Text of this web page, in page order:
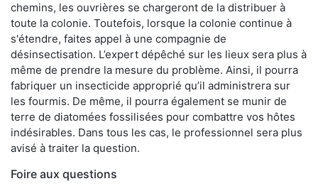
chemins, les ouvrières se chargeront de la distribuer à
toute la colonie. Toutefois, lorsque la colonie continue à
s'étendre, faites appel à une compagnie de
désinsectisation. L’expert dépêché sur les lieux sera plus à
même de prendre la mesure du problème. Ainsi, il pourra
fabriquer un insecticide approprié qu’il administrera sur
les fourmis. De même, il pourra également se munir de
terre de diatomées fossilisées pour combattre vos hôtes
indésirables. Dans tous les cas, le professionnel sera plus
avisé à traiter la question.
Foire aux questions